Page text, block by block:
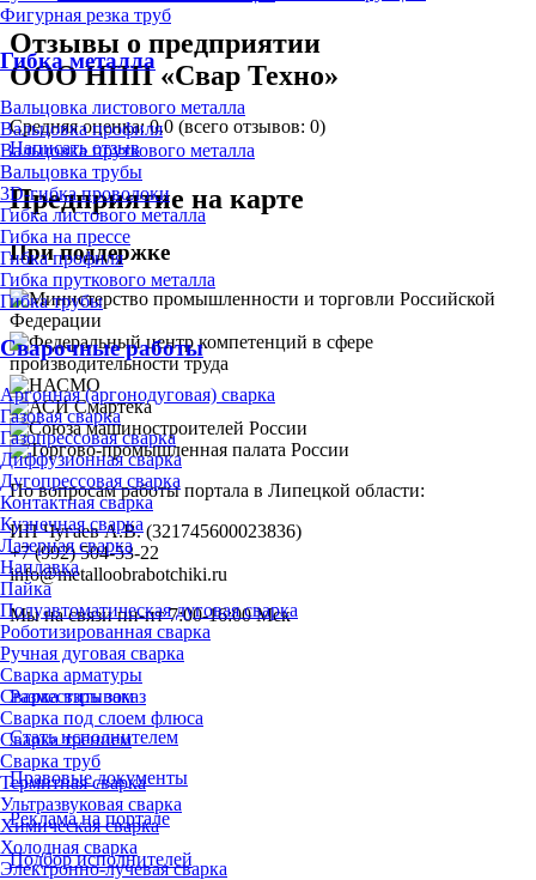
Фигурная резка труб
Гибка металла
Вальцовка листового металла
Вальцовка профиля
Вальцовка пруткового металла
Вальцовка трубы
3D-гибка проволоки
Гибка листового металла
Гибка на прессе
Гибка профиля
Гибка пруткового металла
Гибка трубы
Сварочные работы
Аргонная (аргонодуговая) сварка
Газовая сварка
Газопрессовая сварка
Диффузионная сварка
Дугопрессовая сварка
Контактная сварка
Кузнечная сварка
Лазерная сварка
Наплавка
Пайка
Полуавтоматическая дуговая сварка
Роботизированная сварка
Ручная дуговая сварка
Сварка арматуры
Сварка взрывом
Сварка под слоем флюса
Сварка трением
Сварка труб
Термитная сварка
Ультразвуковая сварка
Химическая сварка
Холодная сварка
Электронно-лучевая сварка
Отзывы о предприятии
ООО НПП «Свар Техно»
Средняя оценка:0.0 (всего отзывов: 0)
Написать отзыв
Предприятие на карте
При поддержке
По вопросам работы портала в Липецкой области:
ИП Чугаев А.В. (321745600023836)
+7 (992) 504-53-22
info@metalloobrabotchiki.ru
Мы на связи пн-пт 7:00-16:00 Мск
Разместить заказ
Стать исполнителем
Правовые документы
Реклама на портале
Подбор исполнителей